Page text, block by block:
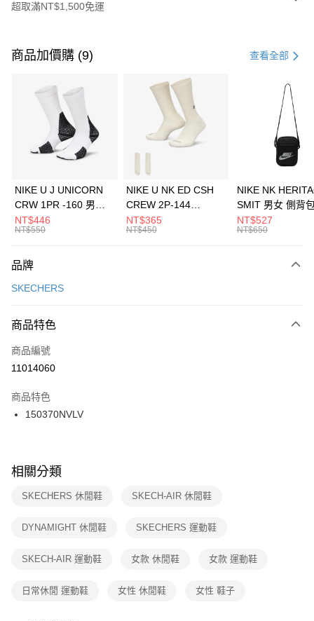
超取滿NT$1,500免運
信用卡一次付款
3 期 0 利率 每期 21家銀行
合作金庫商業銀行
第一商業銀行
華南商業銀行
彰化商業銀行
上海商業儲蓄銀行
元大商業銀行
台灣樂天信用卡公司
Apple Pay
全盈+PAY
AFTEE先享後付
【關於「AFTEE先享後付」】
便利好安心！
３．安心：先確認商品／服務後，再付款。
【「AFTEE先享後付」結帳流程】
１．於結帳方式選擇「AFTEE先享後付」後，將跳轉至「AFTEE先享後付」
２．訂單成立數日內，您將收到繳費通知簡訊。
３．收到繳費通知簡訊後14天內，點擊此簡訊中的連結，可透過四大超商／
ATM／網路銀行／等多元方式進行付款，方視為交易完成。
※ 交易是否成功請以「AFTEE先享後付 」之結帳頁面顯示為準，若有關於
是否繳費成功／繳費後需取消欲退款等相關疑問，請聯繫「AFTEE先享後付
客戶支援中心」 https://netprotections.freshdesk.com/support/home
１．透過由恩沛科技股份有限公司提供之「AFTEE先享後付」服務完成之交
權轉讓予恩沛科技股份有限公司。
３．未成年的使用者請事先徵得法定代理人或監護人之同意方可使用
運送方式
每筆NT$100，滿NT$1,500(含以上)免運費
宅配
每筆NT$100，滿NT$1,500(含以上)免運費
付款後門市自取
每筆NT$100，滿NT$1,500(含以上)免運費
商品加價購 (9) 查看全部
NIKE U J UNICORN
CRW 1PR -160 男女
中統襪 FZ3393100
NT$446
NT$550
NIKE U NK ED CSH
CREW 2P-144
EMBRDY 男女 短統襪
FZ3073133
NT$365
NT$450
NIKE NK
SMIT 男女 側背
BA5871010
NT$527
NT$650
品牌
SKECHERS
商品特色
商品編號
11014060
商品特色
150370NVLV
相關分類
SKECHERS 休閒鞋 SKECH-AIR 休閒鞋
DYNAMIGHT 休閒鞋 SKECHERS 運動鞋
SKECH-AIR 運動鞋 女款 休閒鞋 女款 運動鞋
日常休閒 運動鞋 女性 休閒鞋 女性 鞋子